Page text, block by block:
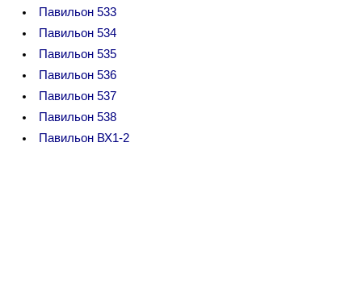
Павильон 533
Павильон 534
Павильон 535
Павильон 536
Павильон 537
Павильон 538
Павильон ВХ1-2